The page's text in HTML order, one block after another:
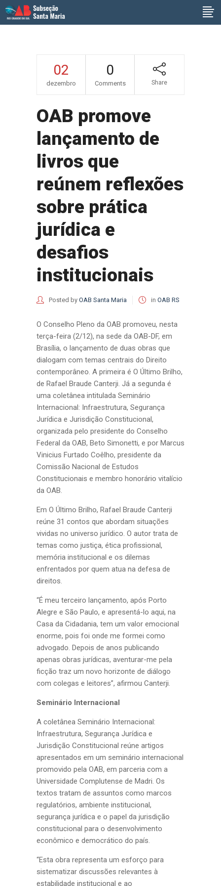
02
dezembro
0
Comments Share
OAB promove
lançamento de
livros que
reúnem reflexões
sobre prática
jurídica e
desafios
institucionais
Posted by OAB Santa Maria in OAB RS
O Conselho Pleno da OAB promoveu, nesta
terça-feira (2/12), na sede da OAB-DF, em
Brasília, o lançamento de duas obras que
dialogam com temas centrais do Direito
contemporâneo. A primeira é O Último Brilho,
de Rafael Braude Canterji. Já a segunda é
uma coletânea intitulada Seminário
Internacional: Infraestrutura, Segurança
Jurídica e Jurisdição Constitucional,
organizada pelo presidente do Conselho
Federal da OAB, Beto Simonetti, e por Marcus
Vinicius Furtado Coêlho, presidente da
Comissão Nacional de Estudos
Constitucionais e membro honorário vitalício
da OAB.
Em O Último Brilho, Rafael Braude Canterji
reúne 31 contos que abordam situações
vividas no universo jurídico. O autor trata de
temas como justiça, ética profissional,
memória institucional e os dilemas
enfrentados por quem atua na defesa de
direitos.
“É meu terceiro lançamento, após Porto
Alegre e São Paulo, e apresentá-lo aqui, na
Casa da Cidadania, tem um valor emocional
enorme, pois foi onde me formei como
advogado. Depois de anos publicando
apenas obras jurídicas, aventurar-me pela
ficção traz um novo horizonte de diálogo
com colegas e leitores”, afirmou Canterji.
Seminário Internacional
A coletânea Seminário Internacional:
Infraestrutura, Segurança Jurídica e
Jurisdição Constitucional reúne artigos
apresentados em um seminário internacional
promovido pela OAB, em parceria com a
Universidade Complutense de Madri. Os
textos tratam de assuntos como marcos
regulatórios, ambiente institucional,
segurança jurídica e o papel da jurisdição
constitucional para o desenvolvimento
econômico e democrático do país.
“Esta obra representa um esforço para
sistematizar discussões relevantes à
estabilidade institucional e ao